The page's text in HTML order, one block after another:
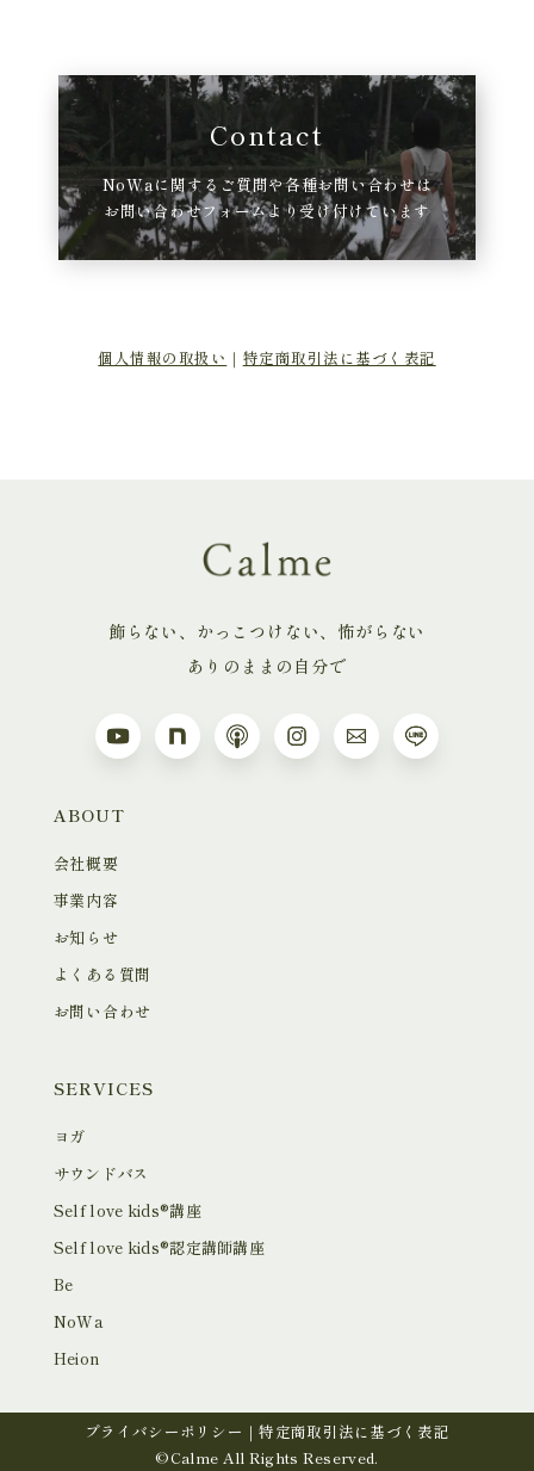
Contact
NoWaに関するご質問や各種お問い合わせは
お問い合わせフォームより受け付けています
個人情報の取扱い ｜ 特定商取引法に基づく表記
飾らない、かっこつけない、怖がらない
ありのままの自分で
ABOUT
会社概要
事業内容
お知らせ
よくある質問
お問い合わせ
SERVICES
ヨガ
サウンドバス
Self love kids®︎講座
Self love kids®︎認定講師講座
Be
NoWa
Heion
プライバシーポリシー ｜特定商取引法に基づく表記
©︎Calme All Rights Reserved.